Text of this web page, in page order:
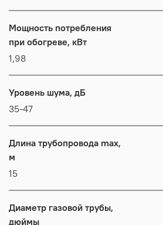
Мощность потребления
при обогреве, кВт
1,98
Уровень шума, дБ
35-47
Длина трубопровода max,
м
15
Диаметр газовой трубы,
дюймы